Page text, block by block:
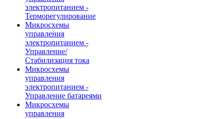
электропитанием -
Терморегулирование
Микросхемы
управления
электропитанием -
Управление/
Стабилизация тока
Микросхемы
управления
электропитанием -
Управление батареями
Микросхемы
управления